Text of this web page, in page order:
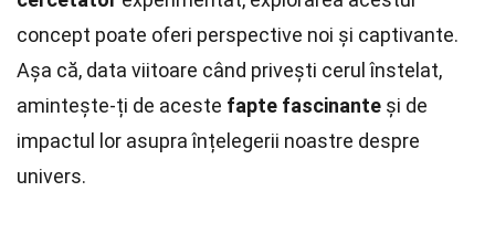
concept poate oferi perspective noi și captivante.
Așa că, data viitoare când privești cerul înstelat,
amintește-ți de aceste fapte fascinante și de
impactul lor asupra înțelegerii noastre despre
univers.